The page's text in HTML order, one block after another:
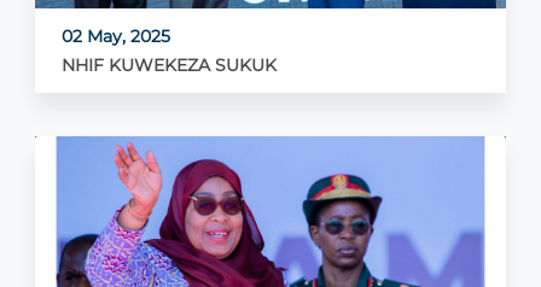
02 May, 2025
NHIF KUWEKEZA SUKUK